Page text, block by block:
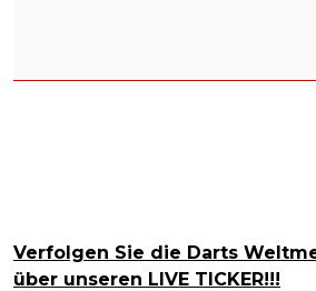
Verfolgen Sie die Darts
über unseren LIVE TICKER!!!